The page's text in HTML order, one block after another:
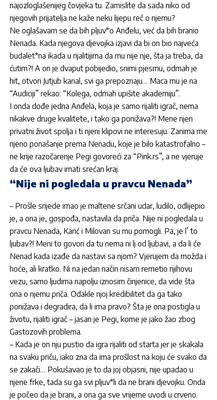
najozloglašenijeg čovjeka tu. Zamislite da sada niko od
njegovih prijatelja ne kaže neku lijepu reč o njemu?
Ne oglašavam se da bih pljuv*o Anđelu, već da bih branio
Nenada. Kada njegova djevojka izjavi da bi on bio najveća
budalet*na ikada u rijalitijima da mu nije nje, šta ja treba, da
ćutim?! A on je dvaput pobijedio, snimi pjesmu, odmah je
hit, otvori Jutjub kanal, svi ga prepoznaju… Maca mu je na
“Audiciji” rekao: “Kolega, odmah upišite akademiju”.
I onda dođe jedna Anđela, koja je samo rijaliti igrač, nema
nikakve druge kvalitete, i tako ga ponižava?! Mene njen
privatni život spolja i ti njeni klipovi ne interesuju. Zanima me
njeno ponašanje prema Nenadu, koje je bilo katastrofalno –
ne krije razočarenje Pegi govoreći za “Pink.rs”, a ne vjeruje
da će ova ljubav imati srećan kraj.
“Nije ni pogledala u pravcu Nenada”
– Prošle srijede imao je maltene srčani udar, ludilo, odlijepio
je, a ona je, gospođa, nastavila da priča. Nije ni pogledala u
pravcu Nenada, Karić i Milovan su mu pomogli. Pa, je l’ to
ljubav?! Meni to govori da tu nema ni lj od ljubavi, a da li će
Nenad kada izađe da nastavi sa njom? Vjerujem da možda i
hoće, ali kratko. Ni na jedan način nisam remetio njihovu
vezu, samo ljudima napolju iznosim činjenice, da vide šta
ona o njemu priča. Odakle njoj kredibilitet da ga tako
ponižava i degradira, da li ima pravo? Šta je ona postigla u
životu, rijaliti igrač – jasan je Pegi, kome je jako žao zbog
Gastozovih problema.
– Kada je on nju pustio da igra rijaliti od starta jer je skakala
na svaku priču, iako zna da ima prošlost na koju će svako da
se zakači… Pokušavao je to da joj objasni, nije upadao u
njene frke, tada su ga svi pljuv*li da ne brani djevojku. Onda
je počeo da je brani, a ona ga sve vrijeme uvodi u crveno.